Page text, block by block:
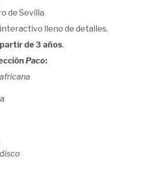
de Sevilla
interactivo lleno de detalles.
de 3 años.
Paco: